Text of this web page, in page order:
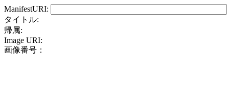
ManifestURI:
タイトル:
帰属:
Image URI:
画像番号：